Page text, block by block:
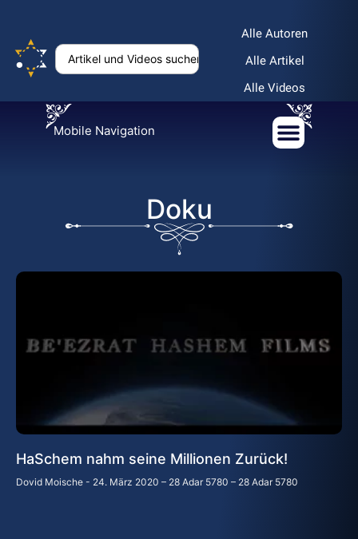
Alle Autoren
Alle Artikel
Alle Videos
Mobile Navigation
Doku
HaSchem nahm seine Millionen Zurück!
Dovid Moische 24. März 2020 – 28 Adar 5780 – 28 Adar 5780